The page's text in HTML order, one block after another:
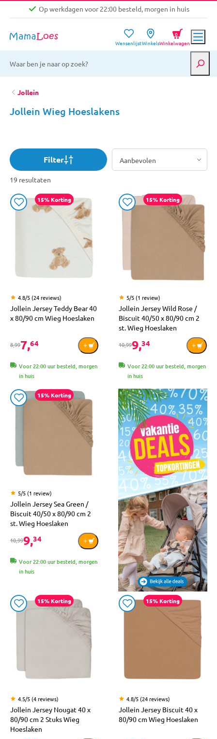
Op werkdagen voor 22:00 besteld, morgen in huis
Gratis verzending vanaf €39,-
Op werkdagen voor 22:00 besteld, morgen in huis
WensenlijstWinkelsWinkelwagen
0
Jollein
Jollein Wieg Hoeslakens
Filter
19 resultaten
15% Korting
4.8/5 (24 reviews)
Jollein Jersey Teddy Bear 40
x 80/90 cm Wieg Hoeslaken
8,997,64
Voor 22:00 uur besteld, morgen
in huis
15% Korting
5/5 (1 review)
Jollein Jersey Wild Rose /
Biscuit 40/50 x 80/90 cm 2
st. Wieg Hoeslaken
10,999,34
Voor 22:00 uur besteld, morgen
in huis
15% Korting
5/5 (1 review)
Jollein Jersey Sea Green /
Biscuit 40/50 x 80/90 cm 2
st. Wieg Hoeslaken
10,999,34
Voor 22:00 uur besteld, morgen
in huis
15% Korting
4.5/5 (4 reviews)
Jollein Jersey Nougat 40 x
80/90 cm 2 Stuks Wieg
Hoeslaken
15% Korting
4.8/5 (24 reviews)
Jollein Jersey Biscuit 40 x
80/90 cm Wieg Hoeslaken